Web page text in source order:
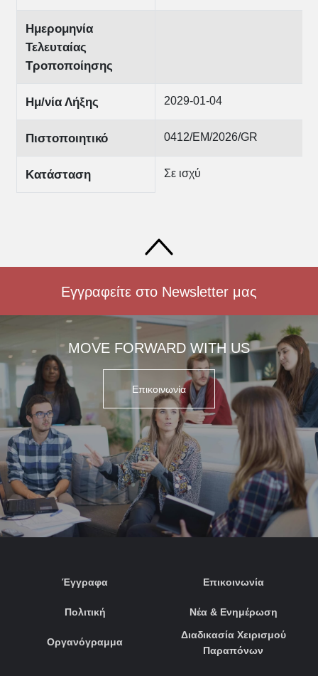
Ημερομηνία
Τελευταίας
Τροποποίησης
Ημ/νία Λήξης 2029-01-04
Πιστοποιητικό 0412/EM/2026/GR
Κατάσταση Σε ισχύ
Εγγραφείτε στο Newsletter μας
MOVE FORWARD WITH US
Επικοινωνία
Έγγραφα
Πολιτική
Οργανόγραμμα
Επικοινωνία
Νέα & Ενημέρωση
Διαδικασία Χειρισμού
Παραπόνων